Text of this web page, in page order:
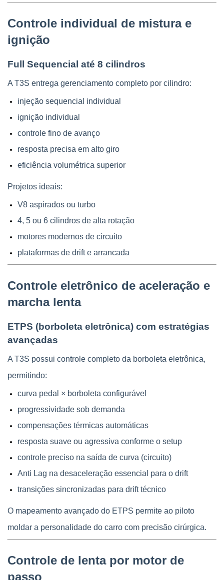
Controle individual de mistura e
ignição
Full Sequencial até 8 cilindros
A T3S entrega gerenciamento completo por cilindro:
injeção sequencial individual
ignição individual
controle fino de avanço
resposta precisa em alto giro
eficiência volumétrica superior
Projetos ideais:
V8 aspirados ou turbo
4, 5 ou 6 cilindros de alta rotação
motores modernos de circuito
plataformas de drift e arrancada
Controle eletrônico de aceleração e
marcha lenta
ETPS (borboleta eletrônica) com estratégias
avançadas
A T3S possui controle completo da borboleta eletrônica,
permitindo:
curva pedal × borboleta configurável
progressividade sob demanda
compensações térmicas automáticas
resposta suave ou agressiva conforme o setup
controle preciso na saída de curva (circuito)
Anti Lag na desaceleração essencial para o drift
transições sincronizadas para drift técnico
O mapeamento avançado do ETPS permite ao piloto
moldar a personalidade do carro com precisão cirúrgica.
Controle de lenta por motor de
passo